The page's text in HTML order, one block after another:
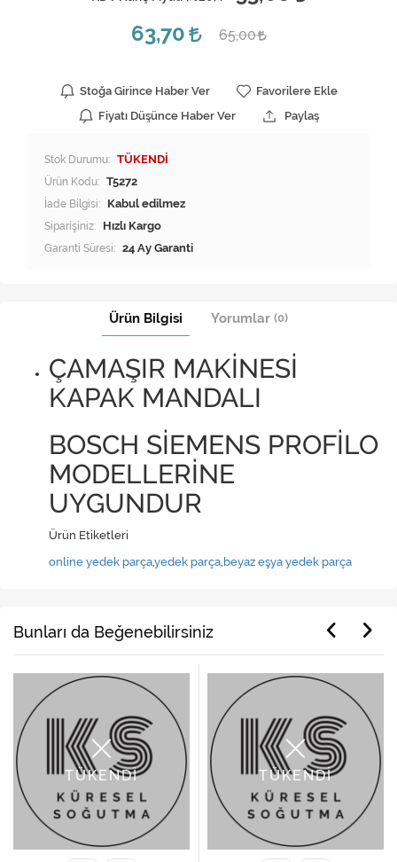
63,70
65,00
Stoğa Girince Haber Ver
Favorilere Ekle
Fiyatı Düşünce Haber Ver
Paylaş
Stok Durumu: TÜKENDİ
Ürün Kodu: T5272
İade Bilgisi:
Siparişiniz: Hızlı Kargo
Garanti Süresi: 24 Ay Garanti
Ürün Bilgisi Yorumlar (0)
ÇAMAŞIR MAKİNESİ
KAPAK MANDALI
BOSCH SİEMENS PROFİLO
MODELLERİNE
UYGUNDUR
Ürün Etiketleri
online yedek parça,yedek parça, beyaz eşya yedek parça
Bunları da Beğenebilirsiniz
TÜKENDİ TÜKENDİ